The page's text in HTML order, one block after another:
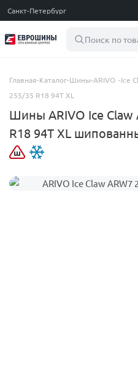
Санкт-Петербург
Поиск по
Главная-Каталог-Шины-ARIVO -Ice
255/35 R18 94T XL
Шины ARIVO Ice Claw
R18 94T XL